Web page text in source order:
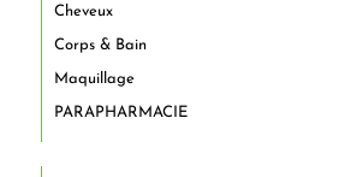
Cheveux
Corps & Bain
Maquillage
PARAPHARMACIE